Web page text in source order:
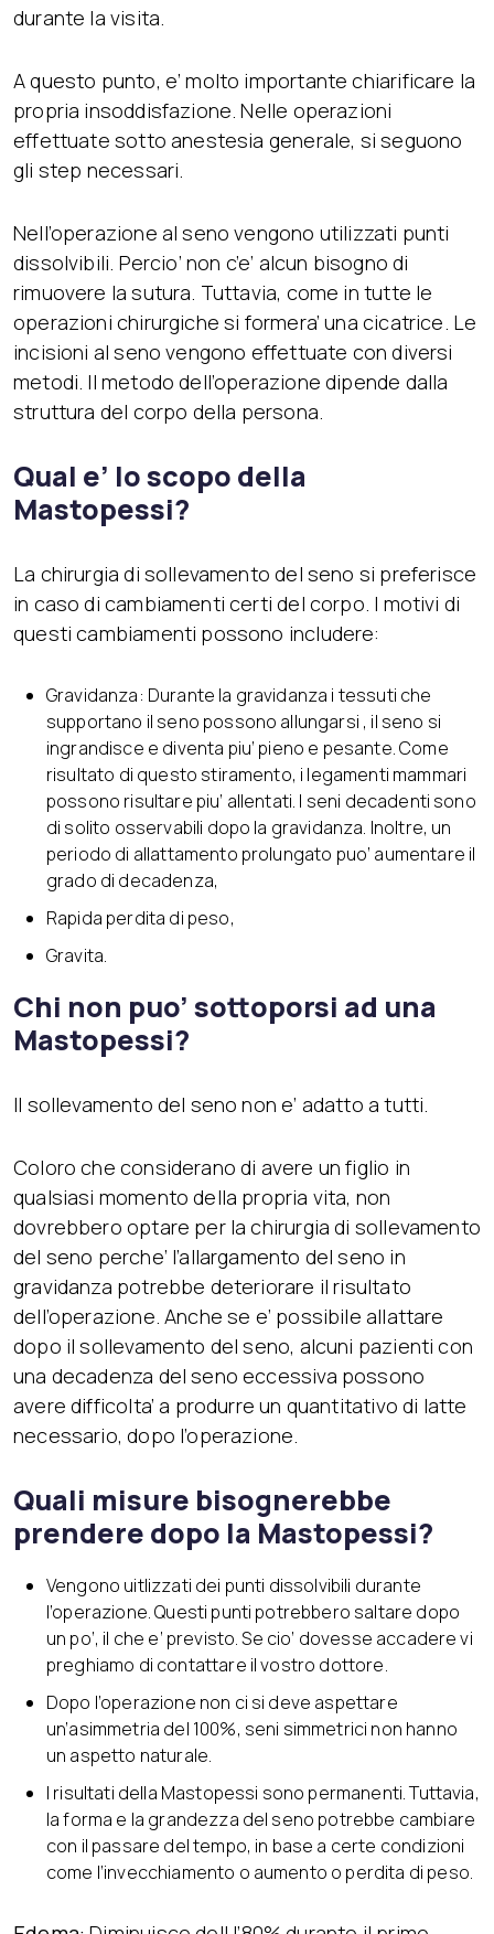
durante la visita.
A questo punto, e’ molto importante chiarificare la
propria insoddisfazione. Nelle operazioni
effettuate sotto anestesia generale, si seguono
gli step necessari.
Nell’operazione al seno vengono utilizzati punti
dissolvibili. Percio’ non c’e’ alcun bisogno di
rimuovere la sutura. Tuttavia, come in tutte le
operazioni chirurgiche si formera’ una cicatrice. Le
incisioni al seno vengono effettuate con diversi
metodi. Il metodo dell’operazione dipende dalla
struttura del corpo della persona.
Qual e’ lo scopo della
Mastopessi?
La chirurgia di sollevamento del seno si preferisce
in caso di cambiamenti certi del corpo. I motivi di
questi cambiamenti possono includere:
Gravidanza: Durante la gravidanza i tessuti che
supportano il seno possono allungarsi , il seno si
ingrandisce e diventa piu’ pieno e pesante. Come
risultato di questo stiramento, i legamenti mammari
possono risultare piu’ allentati. I seni decadenti sono
di solito osservabili dopo la gravidanza. Inoltre, un
periodo di allattamento prolungato puo’ aumentare il
grado di decadenza,
Rapida perdita di peso,
Gravita.
Chi non puo’ sottoporsi ad una
Mastopessi?
Il sollevamento del seno non e’ adatto a tutti.
Coloro che considerano di avere un figlio in
qualsiasi momento della propria vita, non
dovrebbero optare per la chirurgia di sollevamento
del seno perche’ l’allargamento del seno in
gravidanza potrebbe deteriorare il risultato
dell’operazione. Anche se e’ possibile allattare
dopo il sollevamento del seno, alcuni pazienti con
una decadenza del seno eccessiva possono
avere difficolta’ a produrre un quantitativo di latte
necessario, dopo l’operazione.
Quali misure bisognerebbe
prendere dopo la Mastopessi?
Vengono uitlizzati dei punti dissolvibili durante
l’operazione. Questi punti potrebbero saltare dopo
un po’, il che e’ previsto. Se cio’ dovesse accadere vi
preghiamo di contattare il vostro dottore.
Dopo l’operazione non ci si deve aspettare
un’asimmetria del 100%, seni simmetrici non hanno
un aspetto naturale.
I risultati della Mastopessi sono permanenti. Tuttavia,
la forma e la grandezza del seno potrebbe cambiare
con il passare del tempo, in base a certe condizioni
come l’invecchiamento o aumento o perdita di peso.